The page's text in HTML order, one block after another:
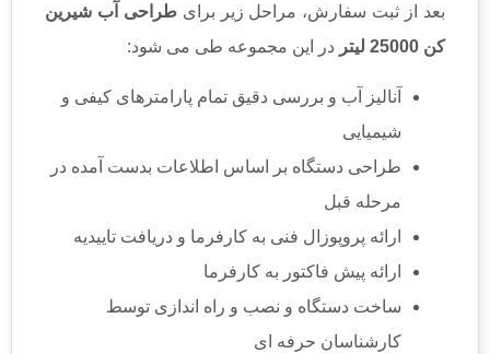
بعد از ثبت سفارش، مراحل زیر برایطراحی آب شیرین
کن 25000 لیتر
در این مجموعه طی می شود:
آنالیز آب و بررسی دقیق تمام پارامترهای کیفی و
شیمیایی
طراحی دستگاه بر اساس اطلاعات بدست آمده در
مرحله قبل
ارائه پروپوزال فنی به کارفرما و دریافت تاییدیه
ارائه پیش فاکتور به کارفرما
ساخت دستگاه و نصب و راه اندازی توسط
کارشناسان حرفه ای